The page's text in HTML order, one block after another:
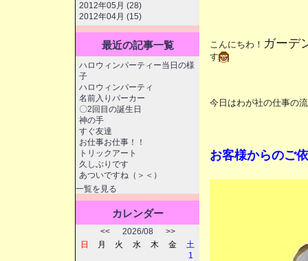
こんにちわ！ ガーデ
す
今日はわが社の仕事の
お客様からのご
2012年05月 (28)
2012年04月 (15)
最近の記事一覧
ハロウィンパーティー当日の様
子
ハロウィンパーティ
名前入りパーカー
〇2回目の誕生日
神の手
すぐ友達
お仕事お仕事！！
トリックアート
久しぶりです
あついですね（＞＜）
一覧を見る
カレンダー
<<2026/08 >>
日
月 火 水 木 金
土
1